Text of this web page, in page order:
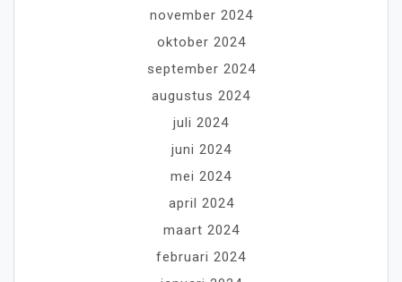
november 2024
oktober 2024
september 2024
augustus 2024
juli 2024
juni 2024
mei 2024
april 2024
maart 2024
februari 2024